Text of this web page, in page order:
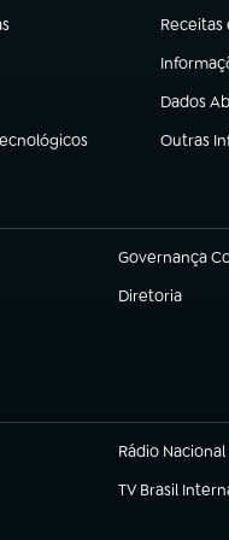
Receitas
(abre
(abre
Dados
(abre em
Outras
(abre em
Governança
(abre em nova
Diretoria
(abre em nova
Rádio Nacional
TV Brasil
(abre em nova